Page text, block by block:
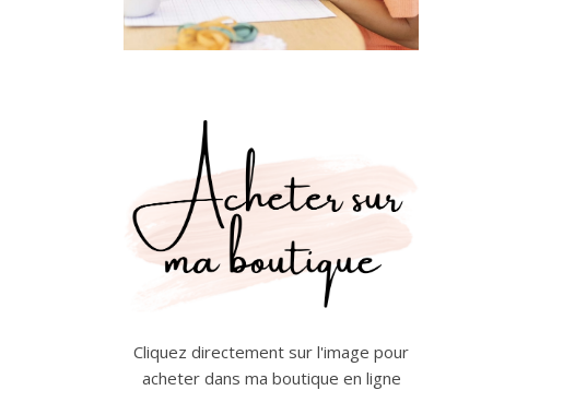
Cliquez directement sur l'image pour
acheter dans ma boutique en ligne